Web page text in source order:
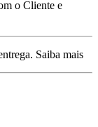
o Cliente e
Saiba mais